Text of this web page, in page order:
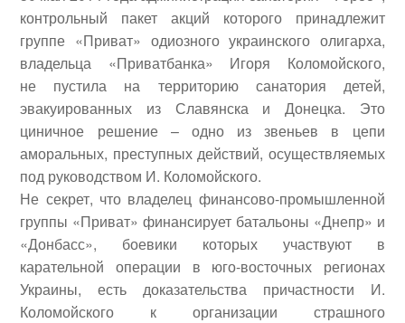
контрольный пакет акций которого принадлежит
группе «Приват» одиозного украинского олигарха,
владельца «Приватбанка» Игоря Коломойского,
не пустила на территорию санатория детей,
эвакуированных из Славянска и Донецка. Это
циничное решение – одно из звеньев в цепи
аморальных, преступных действий, осуществляемых
под руководством И. Коломойского.
Не секрет, что владелец финансово-промышленной
группы «Приват» финансирует батальоны «Днепр» и
«Донбасс», боевики которых участвуют в
карательной операции в юго-восточных регионах
Украины, есть доказательства причастности И.
Коломойского к организации страшного